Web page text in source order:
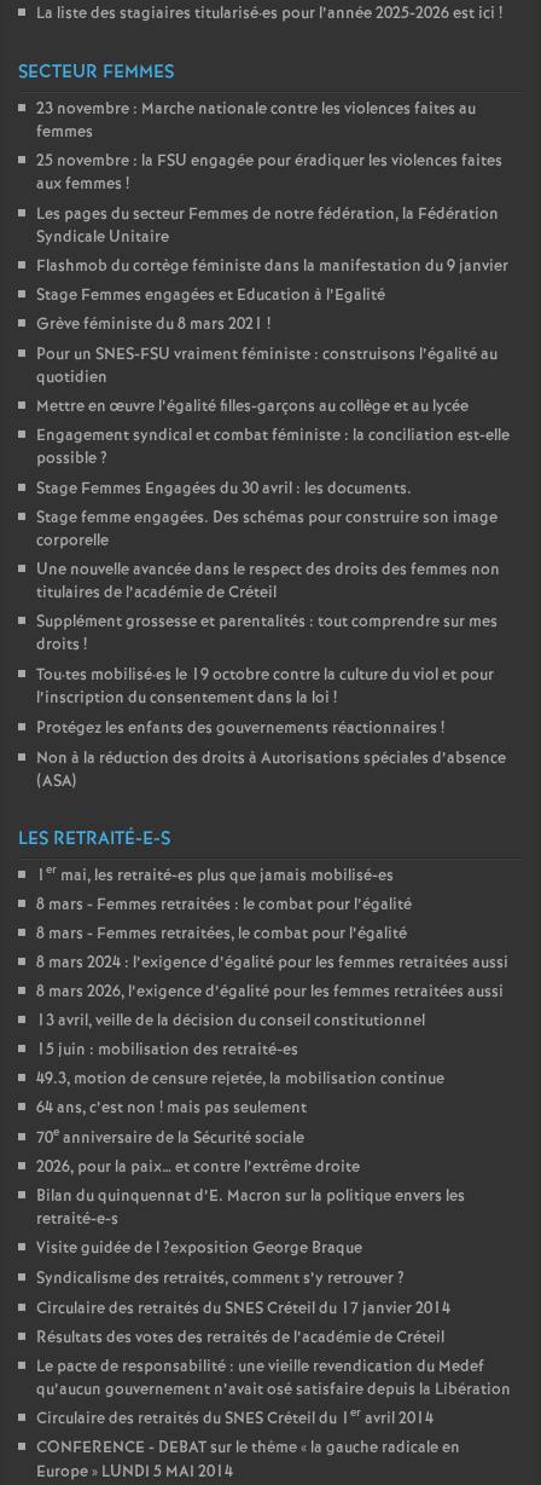
La liste des stagiaires titularisé·es pour l’année 2025-2026 est ici !
SECTEUR FEMMES
23 novembre : Marche nationale contre les violences faites au
femmes
25 novembre : la FSU engagée pour éradiquer les violences faites
aux femmes !
Les pages du secteur Femmes de notre fédération, la Fédération
Syndicale Unitaire
Flashmob du cortège féministe dans la manifestation du 9 janvier
Stage Femmes engagées et Education à l’Egalité
Grève féministe du 8 mars 2021 !
Pour un SNES-FSU vraiment féministe : construisons l’égalité au
quotidien
Mettre en œuvre l’égalité filles-garçons au collège et au lycée
Engagement syndical et combat féministe : la conciliation est-elle
possible?
Stage Femmes Engagées du 30 avril : les documents.
Stage femme engagées. Des schémas pour construire son image
corporelle
Une nouvelle avancée dans le respect des droits des femmes non
titulaires de l’académie de Créteil
Supplément grossesse et parentalités : tout comprendre sur mes
droits !
Tou·tes mobilisé·es le 19 octobre contre la culture du viol et pour
l’inscription du consentement dans la loi !
Protégez les enfants des gouvernements réactionnaires !
Non à la réduction des droits à Autorisations spéciales d’absence
(ASA)
LES RETRAITÉ-E-S
1 er mai, les retraité-es plus que jamais mobilisé-es
8 mars - Femmes retraitées : le combat pour l’égalité
8 mars - Femmes retraitées, le combat pour l’égalité
8 mars 2024 : l’exigence d’égalité pour les femmes retraitées aussi
8 mars 2026, l’exigence d’égalité pour les femmes retraitées aussi
13 avril, veille de la décision du conseil constitutionnel
15 juin : mobilisation des retraité-es
49.3, motion de censure rejetée, la mobilisation continue
64 ans, c’est non ! mais pas seulement
70e anniversaire de la Sécurité sociale
2026, pour la paix… et contre l’extrême droite
Bilan du quinquennat d’E. Macron sur la politique envers les
retraité-e-s
Visite guidée de l?exposition George Braque
Syndicalisme des retraités, comment s’y retrouver?
Circulaire des retraités duSNESCréteil du 17 janvier 2014
Résultats des votes des retraités de l’académie de Créteil
Le pacte de responsabilité : une vieille revendication du Medef
qu’aucun gouvernement n’avait osé satisfaire depuis la Libération
Circulaire des retraités duSNESCréteil du 1 er avril 2014
CONFERENCE - DEBATsur le thème « la gauche radicale en
Europe» LUNDI 5 MAI 2014